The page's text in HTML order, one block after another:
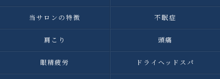
当サロンの特徴 不眠症
肩こり 頭痛
眼精疲労 ドライヘッドスパ